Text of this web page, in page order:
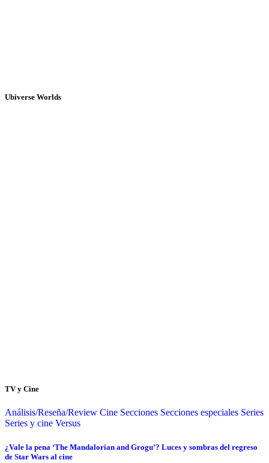
Ubiverse Worlds
TV y Cine
Análisis/Reseña/Review Cine Secciones Secciones especiales Series
Series y cine Versus
¿Vale la pena ‘The Mandalorian and Grogu’? Luces y sombras del regreso
de Star Wars al cine